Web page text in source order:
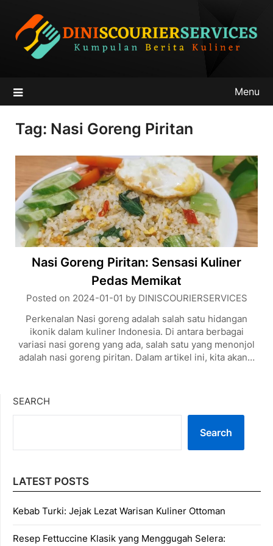
content
Menu
Tag: Nasi Goreng Piritan
Nasi Goreng Piritan: Sensasi Kuliner
Pedas Memikat
Posted on 2024-01-01 by DINISCOURIERSERVICES
Perkenalan Nasi goreng adalah salah satu hidangan
ikonik dalam kuliner Indonesia. Di antara berbagai
variasi nasi goreng yang ada, salah satu yang menonjol
adalah nasi goreng piritan. Dalam artikel ini, kita akan…
SEARCH
Search
LATEST POSTS
Kebab Turki: Jejak Lezat Warisan Kuliner Ottoman
Resep Fettuccine Klasik yang Menggugah Selera: